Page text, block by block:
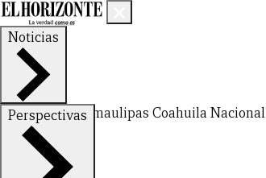
Noticias
Nuevo LeónTamaulipas Coahuila Nacional
Perspectivas